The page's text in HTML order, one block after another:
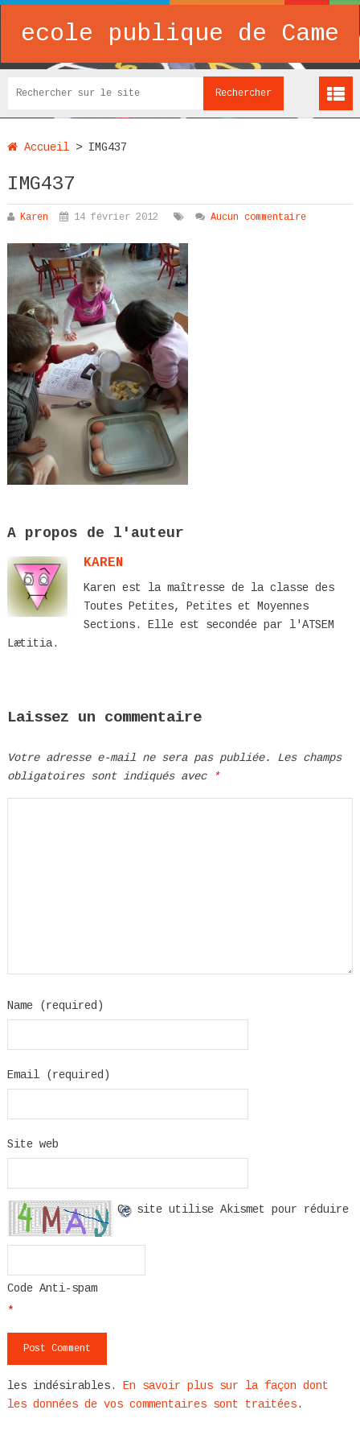
ecole publique de Came
Accueil> IMG437
IMG437
Karen 14 février 2012 Aucun commentaire
A propos de l'auteur
KAREN
Karen est la maîtresse de la classe des
Toutes Petites, Petites et Moyennes
Sections. Elle est secondée par l'ATSEM
Lætitia.
Laissez un commentaire
Votre adresse e-mail ne sera pas publiée.
Les champs
obligatoires sont indiqués avec
*
Name (required)
Email (required)
Site web
Code Anti-spam
*
Ce site utilise Akismet pour réduire
les indésirables.
En savoir plus sur la façon dont
les données de vos commentaires sont traitées.